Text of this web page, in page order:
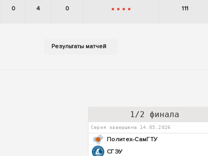
0 4 0 - - - - 111
1/2 финала
Серия завершена 14.05.2026
Политех-СамГТУ
СГЭУ